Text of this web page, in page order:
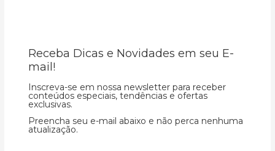
Receba Dicas e Novidades em seu E-
mail!
Inscreva-se em nossa newsletter para receber
conteúdos especiais, tendências e ofertas
exclusivas.
Preencha seu e-mail abaixo e não perca nenhuma
atualização.